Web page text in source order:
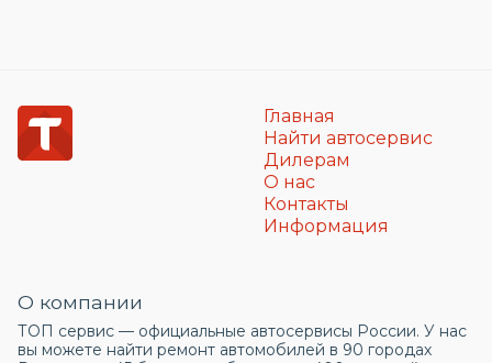
Главная
Найти автосервис
Дилерам
О нас
Контакты
Информация
О компании
ТОП сервис — официальные автосервисы России. У нас
вы можете найти ремонт автомобилей в 90 городах